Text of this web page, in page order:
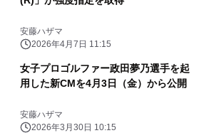
安藤ハザマ
2026年4月7日 11:15
女子プロゴルファー政田夢乃選手を起
用した新CMを4月3日（金）から公開
安藤ハザマ
2026年3月30日 10:15